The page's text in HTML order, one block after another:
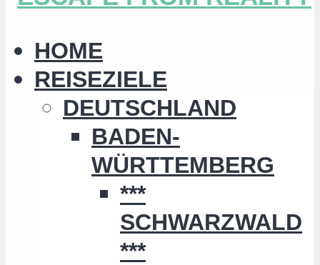
HOME
REISEZIELE
DEUTSCHLAND
BADEN-
WÜRTTEMBERG
***
SCHWARZWALD
***